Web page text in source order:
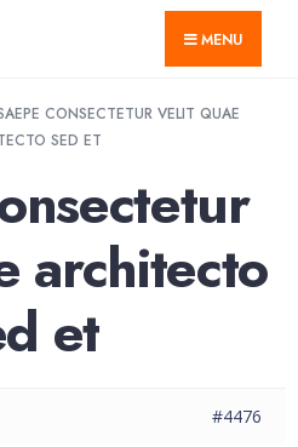
MENU
CONSECTETUR VELIT QUAE
SED ET
architecto
et
#4476